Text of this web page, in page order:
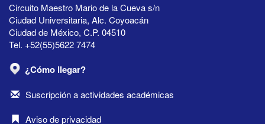
Circuito Maestro Mario de la Cueva s/n
Ciudad Universitaria, Alc. Coyoacán
Ciudad de México, C.P. 04510
Tel. +52(55)5622 7474
¿Cómo llegar?
Suscripción a actividades académicas
Aviso de privacidad